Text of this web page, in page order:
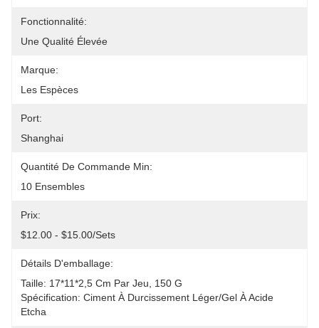
Fonctionnalité:
Une Qualité Élevée
Marque:
Les Espèces
Port:
Shanghai
Quantité De Commande Min:
10 Ensembles
Prix:
$12.00 - $15.00/sets
Détails D'emballage:
Taille: 17*11*2,5 Cm Par Jeu, 150 G
Spécification: Ciment À Durcissement Léger/gel À Acide
Etcha